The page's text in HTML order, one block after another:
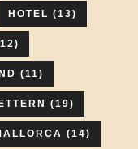
HOTEL (13)
(11)
(19)
(14)